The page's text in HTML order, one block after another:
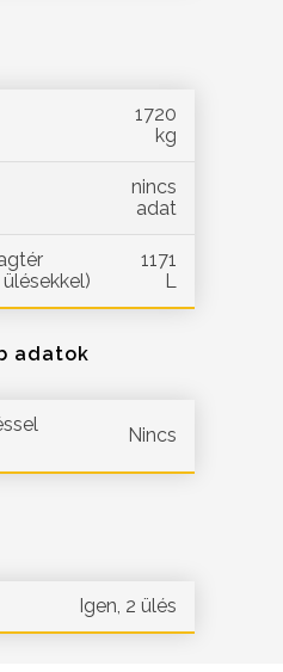
1720
kg
nincs
adat
1171
L
adatok
Nincs
Igen, 2 ülés